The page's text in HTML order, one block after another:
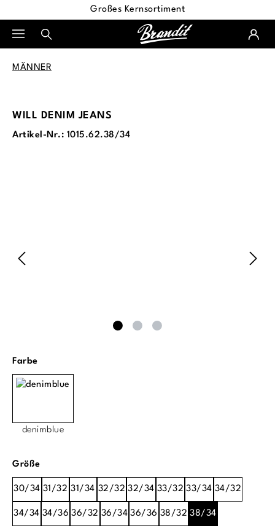
Großes Kernsortiment
MÄNNER
WILL DENIM JEANS
Artikel-Nr.: 1015.62.38/34
Farbeauswählen
denimblue
Größeauswählen
30/34 31/32 31/34 32/32 32/34 33/32 33/34 34/32
34/34 34/36 36/32 36/34 36/36 38/32 38/34